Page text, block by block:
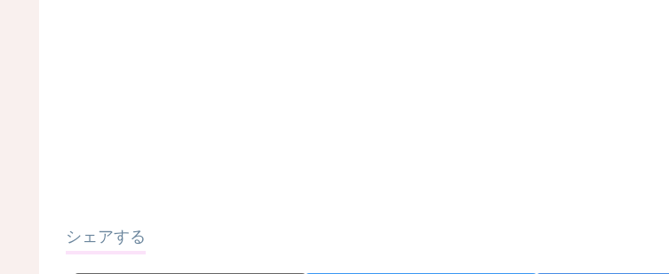
シェアする